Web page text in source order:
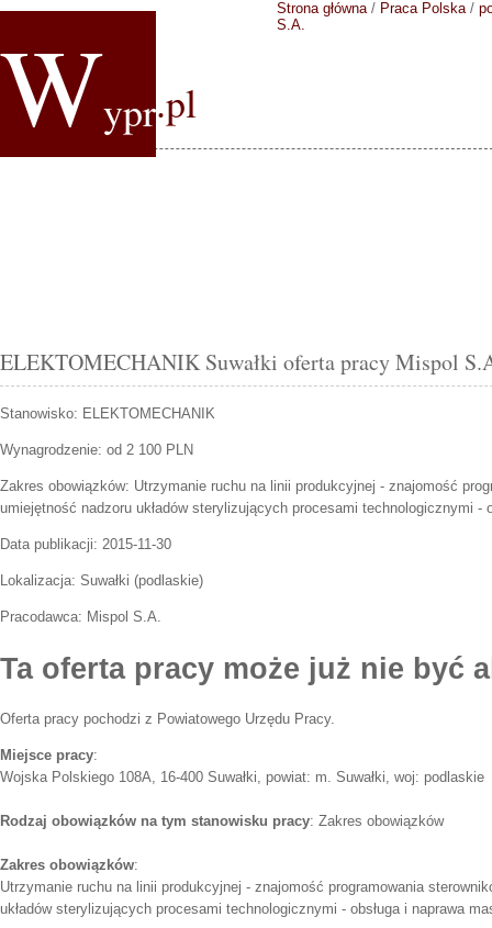
Wypr.pl
Strona główna/ Praca Polska/
S.A.
ELEKTOMECHANIK Suwałki oferta pracy Mispol
Stanowisko: ELEKTOMECHANIK
Wynagrodzenie: od 2 100 PLN
Zakres obowiązków: Utrzymanie ruchu na linii produkcyjnej - znajomość
umiejętność nadzoru układów sterylizujących procesami technologicznymi -
Data publikacji: 2015-11-30
Lokalizacja: Suwałki (podlaskie)
Pracodawca: Mispol S.A.
Ta oferta pracy może już nie być
Oferta pracy pochodzi z Powiatowego Urzędu Pracy.
Miejsce pracy:
Wojska Polskiego 108A, 16-400 Suwałki, powiat: m. Suwałki, woj: podlaskie
Rodzaj obowiązków na tym stanowisku pracy: Zakres obowiązków
Zakres obowiązków:
Utrzymanie ruchu na linii produkcyjnej - znajomość programowania
układów sterylizujących procesami technologicznymi - obsługa i naprawa